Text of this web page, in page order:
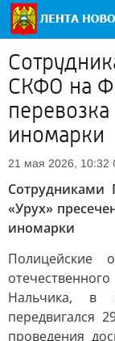
СКФО на
иномарки
21 мая 2026, 10:32
«Урух»
иномарки
Полицейские
Нальчика, в
передвигался
проведения